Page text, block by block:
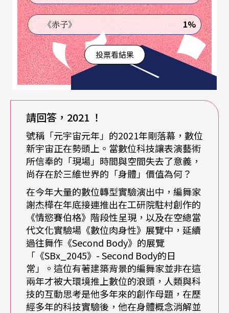
來的他開始學習舞蹈、創作編舞，科技順理成章成
為創作的想像之一，經朋友介紹認識了當時才剛成
立的新媒體藝術團隊「叁式」，才正式開始摸索舞
蹈與科技媒材結合的可能。
舞蹈處理情感 科技接手灰色地帶
彼時雙方都還年輕，對創作的討論立基於每週一次
的想法碰撞，卻也是謝杰樺第一次發現，數位媒材
有機會去處理舞蹈無法表現、人性中較為複雜的灰
色地帶。2010年Apple發行iPhone 4手機席捲全
球，連帶推動全球智慧型手機的普及，隔年謝杰樺
與叁式合作的第一檔科技舞蹈劇場《第七感官》（T
he Seventh Sense）在臺北景美人權文化園區首
演，探討人類六感（眼、耳、鼻、舌、身、意識）
之外的第七感，透過即時全域五面互動投影，加上
舞者與觀眾的身體參與，打破劇場的第四面牆，展
現聲音與視覺投影都跟著表演者肉體動作且互動的
《赤子》 1%
投票看結果
請回答，2021 ！
號稱「元宇宙元年」的2021年剛落幕，數位
新宇宙正在勢頭上。當數位科技讓表演藝術
所信奉的「現場」時間與空間失去了意義，
尚存在於三維世界的「身體」價值為何？
在今年大量的數位轉型實驗演出中，編舞家
謝杰樺在年底接連推出在工研院駐村創作的
《情慾賽伯格》階段性呈現，以及在空總當
代文化實驗場《數位肉身性》展覽中，延續
過往舞作《Second Body》的展覽
「《SBx_2045》- Second Body的日
常」。這位有著建築背景的編舞家並非在這
兩年才被大環境推上數位的浪頭，人類與科
技的互動思考是他多年來的創作母題，在歷
經多年的科技實驗後，他在身體概念消解並